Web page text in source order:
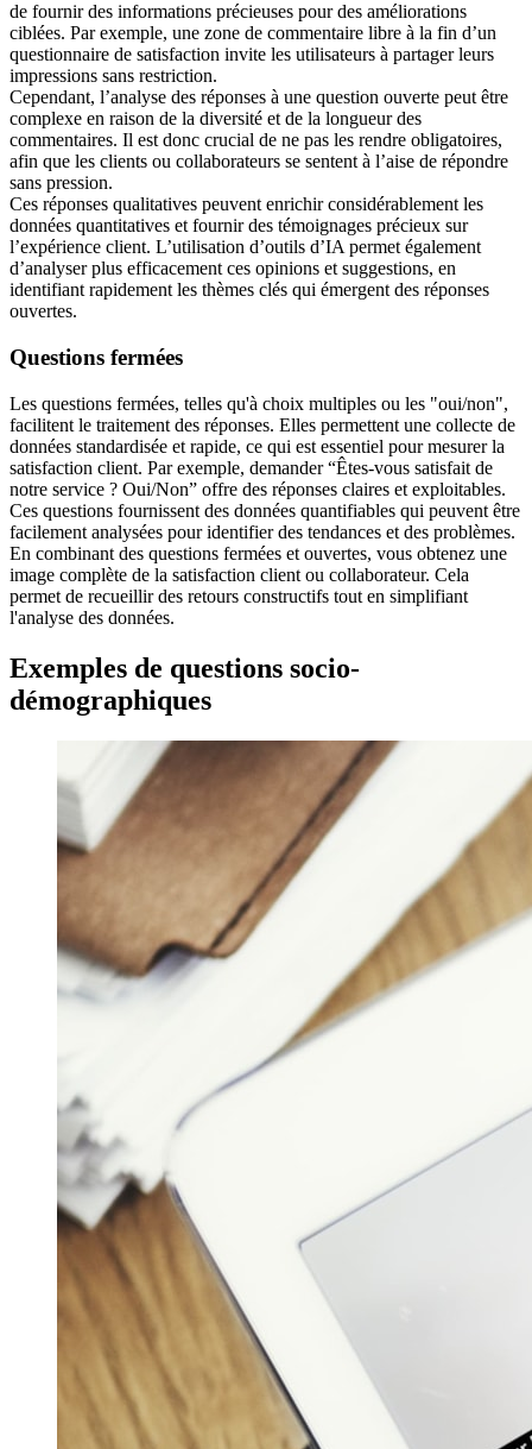
de fournir des informations précieuses pour des améliorations
ciblées. Par exemple, une zone de commentaire libre à la fin d’un
questionnaire de satisfaction invite les utilisateurs à partager leurs
impressions sans restriction.
Cependant, l’analyse des réponses à une question ouverte peut être
complexe en raison de la diversité et de la longueur des
commentaires. Il est donc crucial de ne pas les rendre obligatoires,
afin que les clients ou collaborateurs se sentent à l’aise de répondre
sans pression.
Ces réponses qualitatives peuvent enrichir considérablement les
données quantitatives et fournir des témoignages précieux sur
l’expérience client. L’utilisation d’outils d’IA permet également
d’analyser plus efficacement ces opinions et suggestions, en
identifiant rapidement les thèmes clés qui émergent des réponses
ouvertes.
Questions fermées
Les questions fermées, telles qu'à choix multiples ou les "oui/non",
facilitent le traitement des réponses. Elles permettent une collecte de
données standardisée et rapide, ce qui est essentiel pour mesurer la
satisfaction client. Par exemple, demander “Êtes-vous satisfait de
notre service ? Oui/Non” offre des réponses claires et exploitables.
Ces questions fournissent des données quantifiables qui peuvent être
facilement analysées pour identifier des tendances et des problèmes.
En combinant des questions fermées et ouvertes, vous obtenez une
image complète de la satisfaction client ou collaborateur. Cela
permet de recueillir des retours constructifs tout en simplifiant
l'analyse des données.
Exemples de questions socio-
démographiques